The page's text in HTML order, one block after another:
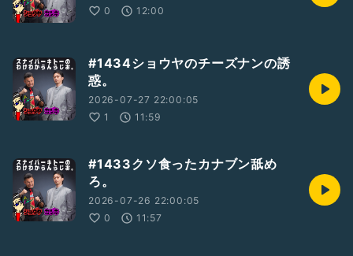
0
12:00
#1434ショウヤのチーズナンの誘
惑。
2026-07-27 22:00:05
1
11:59
#1433クソ食ったカナブン舐め
ろ。
2026-07-26 22:00:05
0
11:57